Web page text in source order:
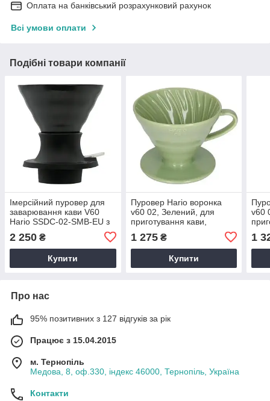
Оплата на банківський розрахунковий рахунок
Всі умови оплати
Подібні товари компанії
Імерсійний пуровер для
заварювання кави V60
Hario SSDC-02-SMB-EU з
кераміка
2 250 ₴
Купити
Пуровер Hario воронка
v60 02, Зелений, для
приготування кави,
порції
1 275₴
Купити
v60
1
Про нас
95% позитивних з 127 відгуків за рік
Працює з 15.04.2015
м. Тернопіль
Медова, 8, оф.330, індекс 46000, Тернопіль, Україна
Контакти